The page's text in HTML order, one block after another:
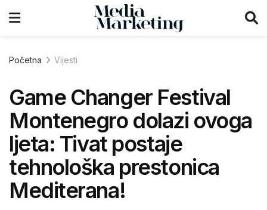
Početna Vijesti
Game Changer Festival
Montenegro dolazi ovoga
ljeta: Tivat postaje
tehnološka prestonica
Mediterana!